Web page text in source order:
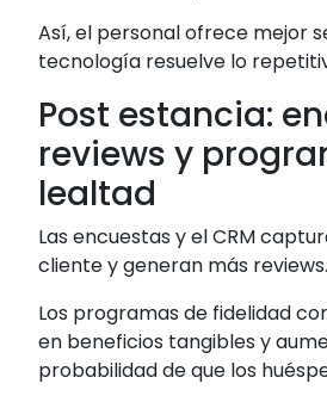
Así, el personal ofrece mejor
tecnología resuelve lo
Post estancia:
reviews y
lealtad
Las encuestas y el CRM
cliente y generan más reviews.
Los programas de fidelidad
en beneficios tangibles y
probabilidad de que los